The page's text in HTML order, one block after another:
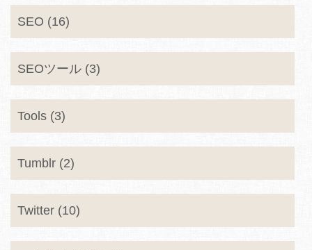
SEO (16)
SEOツール (3)
Tools (3)
Tumblr (2)
Twitter (10)